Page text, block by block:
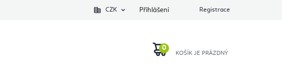
Podlozkynajogu.cz Zkontrolovat stav objednávky O nás
CZK Přihlášení Registrace